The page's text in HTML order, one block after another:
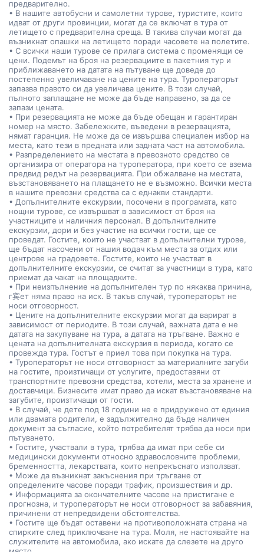
предварително.
• В нашите автобусни и самолетни турове, туристите, които
идват от други провинции, могат да се включат в тура от
летището с предварителна среща. В такива случаи могат да
възникнат опашки на летището поради часовете на полетите.
• С всички наши турове се прилага система с променящи се
цени. Подемът на броя на резервациите в пакетния тур и
приближаването на датата на пътуване ще доведе до
постепенно увеличаване на цените на тура. Туроператорът
запазва правото си да увеличава цените. В този случай,
пълното заплащане не може да бъде направено, за да се
запази цената.
• При резервацията не може да бъде обещан и гарантиран
номер на място. Забележките, въведени в резервацията,
нямат гаранция. Не може да се извършва специален избор на
места, като тези в предната или задната част на автомобила.
• Разпределението на местата в превозното средство се
организира от оператора на туроператора, при което се взема
предвид редът на резервацията. При обжалване на местата,
възстановяването на плащането не е възможно. Всички места
в нашите превозни средства са с еднакви стандарти.
• Допълнителните екскурзии, посочени в програмата, като
нощни турове, се извършват в зависимост от броя на
участниците и наличния персонал. В допълнителните
екскурзии, дори и без участие на всички гости, ще се
проведат. Гостите, които не участват в допълнителни турове,
ще бъдат насочени от нашия водач към места за отдих или
центрове на градовете. Гостите, които не участват в
допълнителните екскурзии, се считат за участници в тура, като
приемат да чакат на площадките.
• При неизпълнение на допълнителен тур по някаква причина,
г宾ет няма право на иск. В такъв случай, туроператорът не
носи отговорност.
• Цените на допълнителните екскурзии могат да варират в
зависимост от периодите. В този случай, важната дата е не
датата на закупуване на тура, а датата на тръгване. Важно е
цената на допълнителната екскурзия в периода, когато се
провежда тура. Гостът е приел това при покупка на тура.
• Туроператорът не носи отговорност за материалните загуби
на гостите, произтичащи от услугите, предоставяни от
транспортните превозни средства, хотели, места за хранене и
доставчици. Бизнесите имат право да искат възстановяване на
загубите, произтичащи от гости.
• В случай, че дете под 18 години не е придружено от единия
или двамата родители, е задължително да бъде наличен
документ за съгласие, който потребителят трябва да носи при
пътуването.
• Гостите, участвали в тура, трябва да имат при себе си
медицински документи относно здравословните проблеми,
бременността, лекарствата, които непрекъснато използват.
• Може да възникнат закъснения при тръгване от
определените часове поради трафик, произшествия и др.
• Информацията за окончателните часове на пристигане е
прогнозна, и туроператорът не носи отговорност за забавяния,
причинени от непредвидени обстоятелства.
• Гостите ще бъдат оставени на противоположната страна на
спирките след приключване на тура. Моля, не настоявайте на
служителите на автомобила, ако искате да слезете на друго